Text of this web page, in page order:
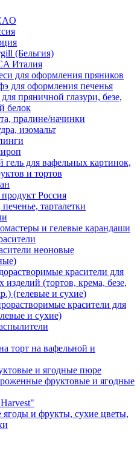
(Бельгия)
Италия
для оформления пряников
для оформления печенья
пряничной глазури, безе,
белок
пралине/начинки
изомальт
гель для вафельных картинок,
и тортов
Россия
тарталетки
и гелевые карандаши
неоновые
красители для
изделий (тортов, крема, безе,
(гелевые и сухие)
красители для
и сухие)
торт на вафельной и
и ягодные пюре
фруктовые и ягодные
и фрукты, сухие цветы,